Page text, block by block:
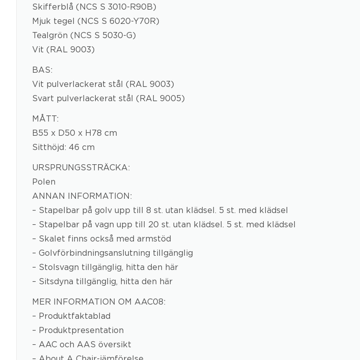
Skifferblå (NCS S 3010-R90B)
Mjuk tegel (NCS S 6020-Y70R)
Tealgrön (NCS S 5030-G)
Vit (RAL 9003)
BAS:
Vit pulverlackerat stål (RAL 9003)
Svart pulverlackerat stål (RAL 9005)
MÅTT:
B55 x D50 x H78 cm
Sitthöjd: 46 cm
URSPRUNGSSTRÄCKA:
Polen
ANNAN INFORMATION:
– Stapelbar på golv upp till 8 st. utan klädsel. 5 st. med klädsel
– Stapelbar på vagn upp till 20 st. utan klädsel. 5 st. med klädsel
– Skalet finns också med armstöd
– Golvförbindningsanslutning tillgänglig
– Stolsvagn tillgänglig, hitta den här
– Sitsdyna tillgänglig, hitta den här
MER INFORMATION OM AAC08:
– Produktfaktablad
– Produktpresentation
– AAC och AAS översikt